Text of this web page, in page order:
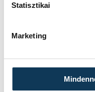
Statisztikai
Marketing
A kormány
városa és
is lekapcsolta
és